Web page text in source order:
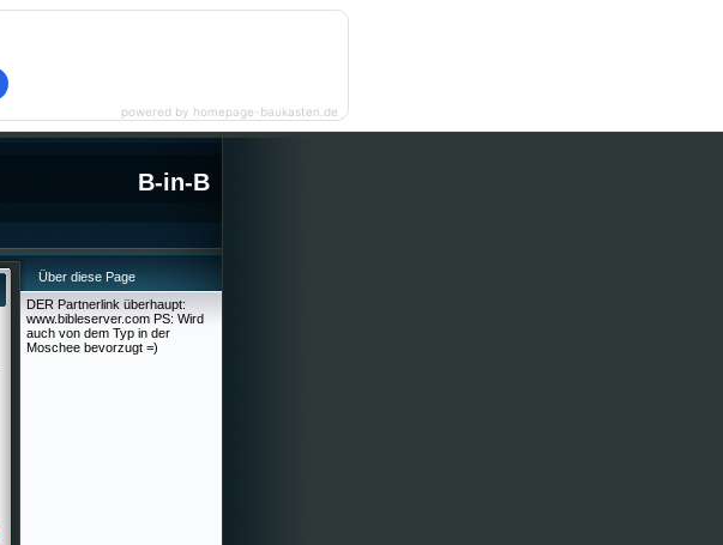
B-in-B
Über diese Page
DER Partnerlink überhaupt:
www.bibleserver.com PS: Wird
auch von dem Typ in der
Moschee bevorzugt =)
powered by homepage-baukasten.de